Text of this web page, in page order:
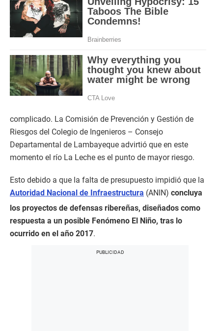
complicado. La Comisión de Prevención y Gestión de
Riesgos del Colegio de Ingenieros – Consejo
Departamental de Lambayeque advirtió que en este
momento el río La Leche es el punto de mayor riesgo.
Esto debido a que la falta de presupuesto impidió que la
Autoridad Nacional de Infraestructura (ANIN) concluya
los proyectos de defensas ribereñas, diseñados como
respuesta a un posible Fenómeno El Niño, tras lo
ocurrido en el año 2017.